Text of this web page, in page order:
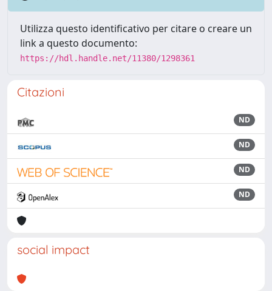
Utilizza questo identificativo per citare o creare un
link a questo documento:
https://hdl.handle.net/11380/1298361
Citazioni
ND
ND
ND
ND
social impact